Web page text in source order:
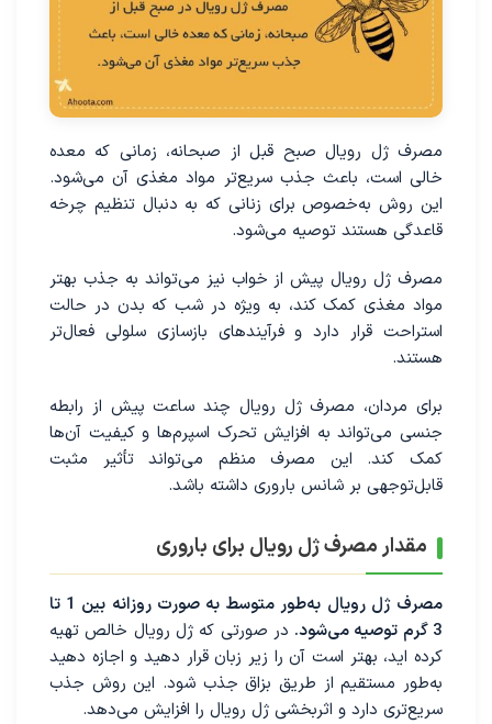
مصرف ژل رویال صبح قبل از صبحانه، زمانی که معده
خالی است، باعث جذب سریع‌تر مواد مغذی آن می‌شود.
این روش به‌خصوص برای زنانی که به دنبال تنظیم چرخه
قاعدگی هستند توصیه می‌شود.
مصرف ژل رویال پیش از خواب نیز می‌تواند به جذب بهتر
مواد مغذی کمک کند، به ویژه در شب که بدن در حالت
استراحت قرار دارد و فرآیندهای بازسازی سلولی فعال‌تر
هستند.
برای مردان، مصرف ژل رویال چند ساعت پیش از رابطه
جنسی می‌تواند به افزایش تحرک اسپرم‌ها و کیفیت آن‌ها
کمک کند. این مصرف منظم می‌تواند تأثیر مثبت
قابل‌توجهی بر شانس باروری داشته باشد.
مقدار مصرف ژل رویال برای باروری
مصرف ژل رویال به‌طور متوسط به صورت روزانه بین 1 تا
3 گرم توصیه می‌شود.
در صورتی که ژل رویال خالص تهیه
کرده اید، بهتر است آن را زیر زبان قرار دهید و اجازه دهید
به‌طور مستقیم از طریق بزاق جذب شود. این روش جذب
سریع‌تری دارد و اثربخشی ژل رویال را افزایش می‌دهد.